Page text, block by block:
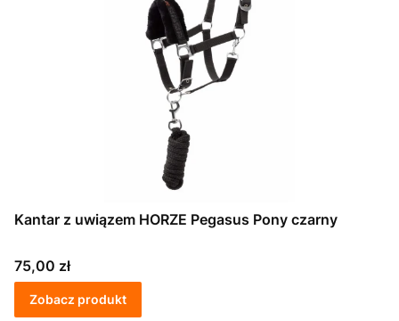
Kantar z uwiązem HORZE Pegasus Pony czarny
Cena
75,00 zł
Zobacz produkt